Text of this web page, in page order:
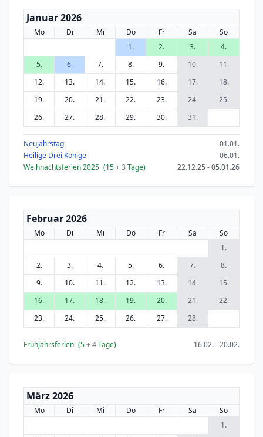
Januar 2026
Mo Di Mi Do Fr Sa
So
1.
2. 3.
4.
5.
6. 7. 8. 9. 10.
11.
12.
13. 14. 15. 16. 17.
18.
19.
20. 21. 22. 23. 24.
25.
26.
27. 28. 29. 30. 31.
Neujahrstag
01.01.
Heilige Drei Könige
06.01.
Weihnachtsferien 2025 (15+ 3 Tage) 22.12.25 - 05.01.26
Februar 2026
Mo Di Mi Do Fr Sa
So
1.
2.
3. 4. 5. 6. 7.
8.
9.
10. 11. 12. 13. 14.
15.
16.
17. 18. 19. 20. 21.
22.
23.
24. 25. 26. 27. 28.
Frühjahrsferien (5+ 4Tage) 16.02. - 20.02.
März 2026
Mo Di Mi Do Fr Sa
So
1.